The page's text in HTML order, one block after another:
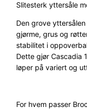
Slitesterk yttersåle
Den grove
gjørme, grus og
stabilitet i
Dette gjør Cascadia
løper på variert og
For hvem passer